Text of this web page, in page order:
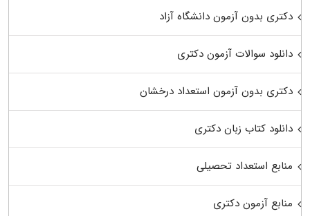
دکتری بدون آزمون دانشگاه آزاد
دانلود سوالات آزمون دکتری
دکتری بدون آزمون استعداد درخشان
دانلود کتاب زبان دکتری
منابع استعداد تحصیلی
منابع آزمون دکتری